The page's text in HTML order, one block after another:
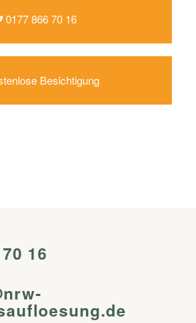
0177 866 70 16
Besichtigung
16